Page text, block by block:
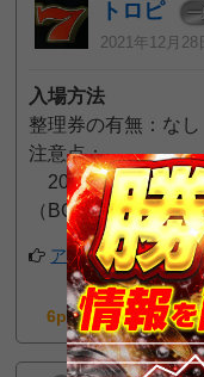
トロピ
2021年12月28
入場方法
整理券の有無：な
注意点：
2021-12-06より
（BOOK-OFF側エ
アプリでフォロー
6pt GET!